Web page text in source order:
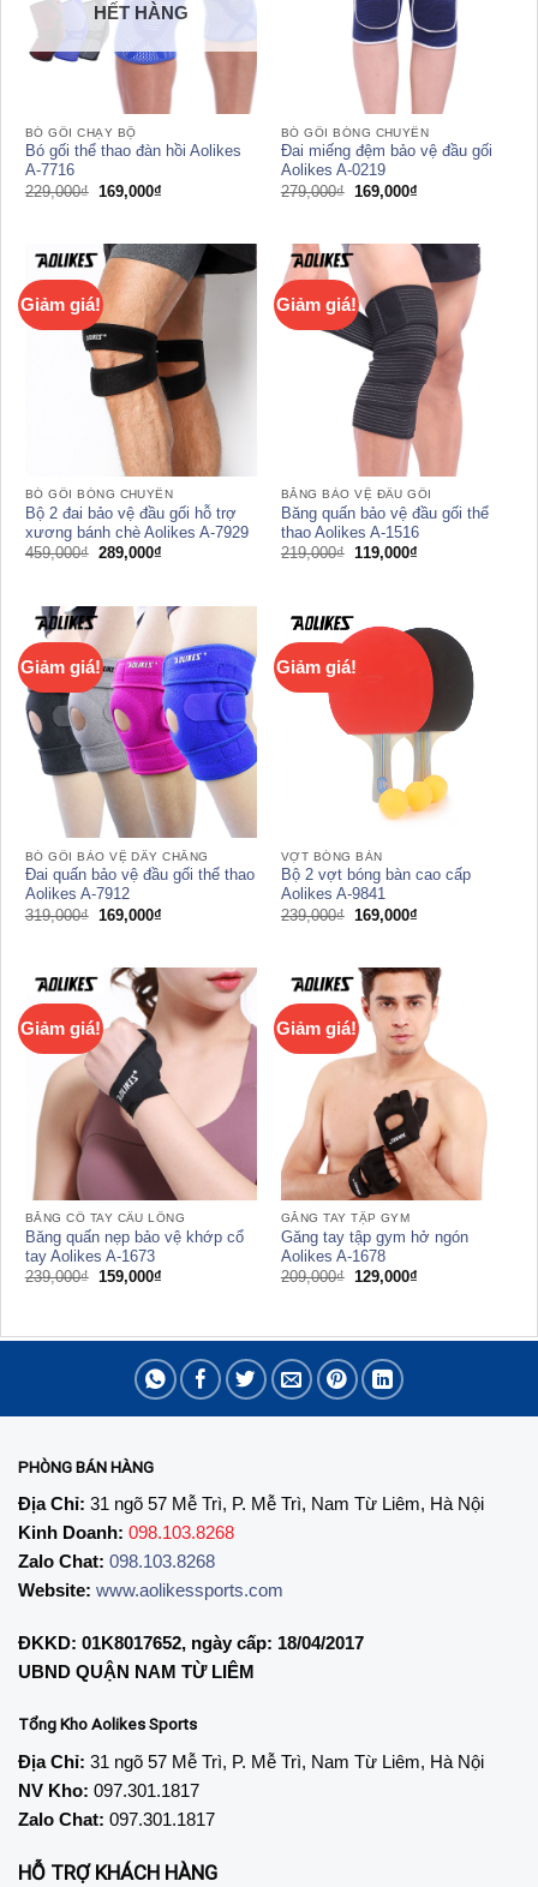
HẾT HÀNG
BÓ GỐI CHẠY BỘ
Bó gối thể thao đàn hồi Aolikes
A-7716
229,000₫ Giá
169,000₫Giá
169,000₫.
BÓ GỐI BÓNG CHUYỀN
Đai miếng đệm bảo vệ đầu gối
Aolikes A-0219
279,000₫ Giá
169,000₫Giá
169,000₫.
Giảm giá!
BÓ GỐI BÓNG CHUYỀN
Bộ 2 đai bảo vệ đầu gối hỗ trợ
xương bánh chè Aolikes A-7929
459,000₫ Giá
289,000₫Giá
289,000₫.
Giảm giá!
BĂNG BẢO VỆ ĐẦU GỐI
Băng quấn bảo vệ đầu gối thể
thao Aolikes A-1516
219,000₫ Giá
119,000₫Giá
Giảm giá!
BÓ GỐI BẢO VỆ DÂY CHẰNG
Đai quấn bảo vệ đầu gối thể thao
Aolikes A-7912
319,000₫ Giá
169,000₫Giá
169,000₫.
Giảm giá!
VỢT BÓNG BÀN
Bộ 2 vợt bóng bàn cao cấp
Aolikes A-9841
239,000₫ Giá
169,000₫Giá
169,000₫.
Giảm giá!
BĂNG CỔ TAY CẦU LÔNG
Băng quấn nẹp bảo vệ khớp cổ
tay Aolikes A-1673
239,000₫ Giá
159,000₫Giá
159,000₫.
Giảm giá!
GĂNG TAY TẬP GYM
Găng tay tập gym hở ngón
Aolikes A-1678
209,000₫ Giá
129,000₫Giá
129,000₫.
PHÒNG BÁN HÀNG
Địa Chỉ: 31 ngõ 57 Mễ Trì, P. Mễ Trì, Nam Từ Liêm, Hà Nội
Kinh Doanh: 098.103.8268
Zalo Chat: 098.103.8268
Website: www.aolikessports.com
ĐKKD: 01K8017652, ngày cấp: 18/04/2017
UBND QUẬN NAM TỪ LIÊM
Tổng Kho Aolikes Sports
Địa Chỉ: 31 ngõ 57 Mễ Trì, P. Mễ Trì, Nam Từ Liêm, Hà Nội
NV Kho: 097.301.1817
Zalo Chat: 097.301.1817
HỖ TRỢ KHÁCH HÀNG